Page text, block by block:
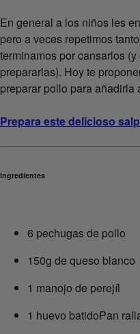
En general a los niños les
pero a veces repetimos
terminamos por cansarlos
prepararlas). Hoy te
preparar pollo para añadirla
Prepara este delicioso
Ingredientes
6 pechugas de pollo
150g de queso blanco
1 manojo de perejíl
1 huevo batidoPan